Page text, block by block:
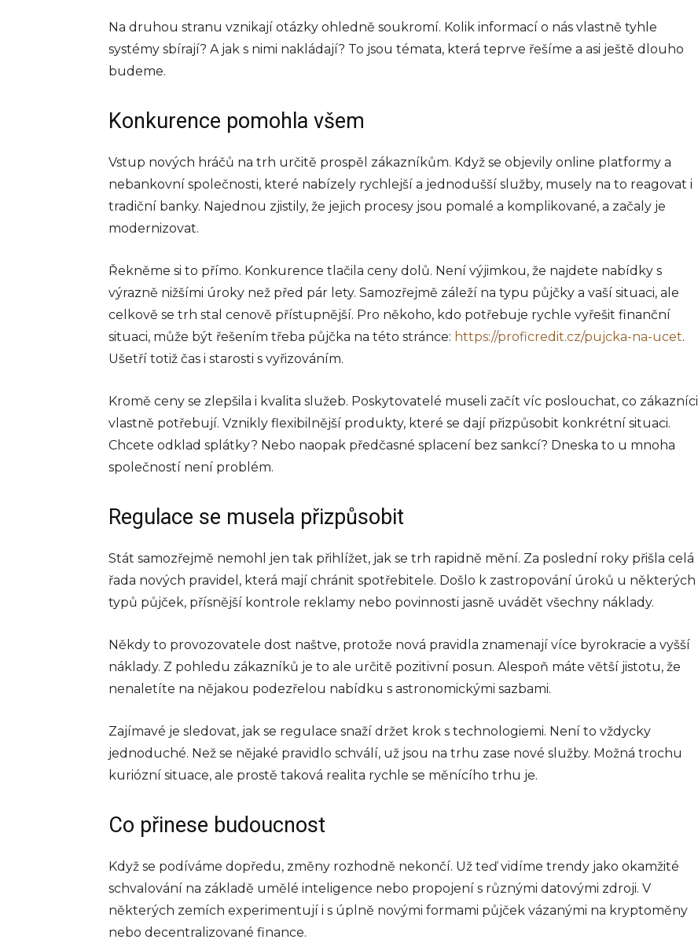
Na druhou stranu vznikají otázky ohledně soukromí. Kolik informací o nás vlastně tyhle
systémy sbírají? A jak s nimi nakládají? To jsou témata, která teprve řešíme a asi ještě dlouho
budeme.
Konkurence pomohla všem
Vstup nových hráčů na trh určitě prospěl zákazníkům. Když se objevily online platformy a
nebankovní společnosti, které nabízely rychlejší a jednodušší služby, musely na to reagovat i
tradiční banky. Najednou zjistily, že jejich procesy jsou pomalé a komplikované, a začaly je
modernizovat.
Řekněme si to přímo. Konkurence tlačila ceny dolů. Není výjimkou, že najdete nabídky s
výrazně nižšími úroky než před pár lety. Samozřejmě záleží na typu půjčky a vaší situaci, ale
celkově se trh stal cenově přístupnější. Pro někoho, kdo potřebuje rychle vyřešit finanční
situaci, může být řešením třeba půjčka na této stránce: https://proficredit.cz/pujcka-na-ucet.
Ušetří totiž čas i starosti s vyřizováním.
Kromě ceny se zlepšila i kvalita služeb. Poskytovatelé museli začít víc poslouchat, co zákazníci
vlastně potřebují. Vznikly flexibilnější produkty, které se dají přizpůsobit konkrétní situaci.
Chcete odklad splátky? Nebo naopak předčasné splacení bez sankcí? Dneska to u mnoha
společností není problém.
Regulace se musela přizpůsobit
Stát samozřejmě nemohl jen tak přihlížet, jak se trh rapidně mění. Za poslední roky přišla celá
řada nových pravidel, která mají chránit spotřebitele. Došlo k zastropování úroků u některých
typů půjček, přísnější kontrole reklamy nebo povinnosti jasně uvádět všechny náklady.
Někdy to provozovatele dost naštve, protože nová pravidla znamenají více byrokracie a vyšší
náklady. Z pohledu zákazníků je to ale určitě pozitivní posun. Alespoň máte větší jistotu, že
nenaletíte na nějakou podezřelou nabídku s astronomickými sazbami.
Zajímavé je sledovat, jak se regulace snaží držet krok s technologiemi. Není to vždycky
jednoduché. Než se nějaké pravidlo schválí, už jsou na trhu zase nové služby. Možná trochu
kuriózní situace, ale prostě taková realita rychle se měnícího trhu je.
Co přinese budoucnost
Když se podíváme dopředu, změny rozhodně nekončí. Už teď vidíme trendy jako okamžité
schvalování na základě umělé inteligence nebo propojení s různými datovými zdroji. V
některých zemích experimentují i s úplně novými formami půjček vázanými na kryptoměny
nebo decentralizované finance.